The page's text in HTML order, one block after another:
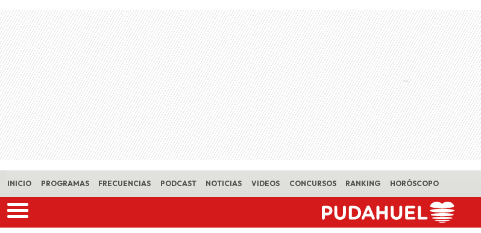
Skip to main content
INICIO PROGRAMAS FRECUENCIAS PODCAST NOTICIAS VIDEOS CONCURSOS RANKING HORÓSCOPO